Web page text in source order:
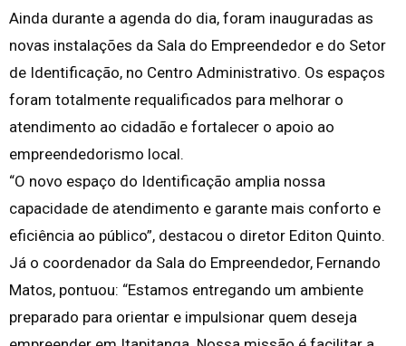
Ainda durante a agenda do dia, foram inauguradas as
novas instalações da Sala do Empreendedor e do Setor
de Identificação, no Centro Administrativo. Os espaços
foram totalmente requalificados para melhorar o
atendimento ao cidadão e fortalecer o apoio ao
empreendedorismo local.
“O novo espaço do Identificação amplia nossa
capacidade de atendimento e garante mais conforto e
eficiência ao público”, destacou o diretor Editon Quinto.
Já o coordenador da Sala do Empreendedor, Fernando
Matos, pontuou: “Estamos entregando um ambiente
preparado para orientar e impulsionar quem deseja